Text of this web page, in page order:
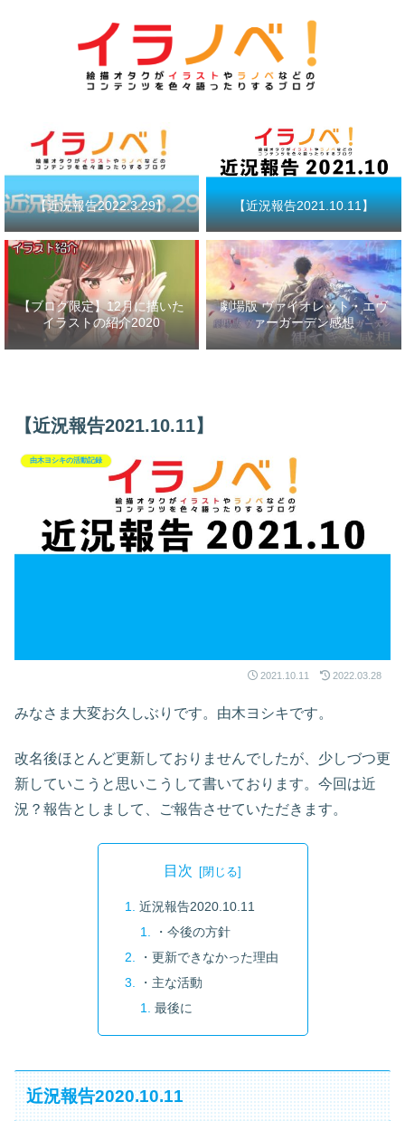
【近況報告2022.3.29】 【近況報告2021.10.11】
【ブログ限定】12月に描いた
イラストの紹介2020
劇場版 ヴァイオレット・エヴ
ァーガーデン感想
【近況報告2021.10.11】
由木ヨシキの活動記録
2021.10.11 2022.03.28
みなさま大変お久しぶりです。由木ヨシキです。
改名後ほとんど更新しておりませんでしたが、少しづつ更
新していこうと思いこうして書いております。今回は近
況？報告としまして、ご報告させていただきます。
目次
近況報告2020.10.11
・今後の方針
・更新できなかった理由
・主な活動
最後に
近況報告2020.10.11